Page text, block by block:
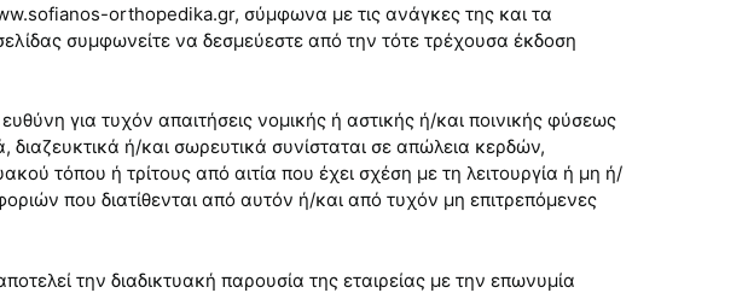
orthopedika.gr, σύμφωνα με τις ανάγκες της και τα
συμφωνείτε να δεσμεύεστε από την τότε τρέχουσα έκδοση
για τυχόν απαιτήσεις νομικής ή αστικής ή/και ποινικής φύσεως
διαζευκτικά ή/και σωρευτικά συνίσταται σε απώλεια κερδών,
τόπου ή τρίτους από αιτία που έχει σχέση με τη λειτουργία ή μη ή/
που διατίθενται από αυτόν ή/και από τυχόν μη επιτρεπόμενες
την διαδικτυακή παρουσία της εταιρείας με την επωνυμία